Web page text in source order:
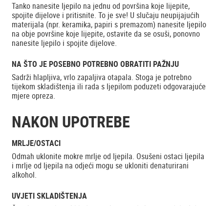
Tanko nanesite ljepilo na jednu od površina koje lijepite,
spojite dijelove i pritisnite. To je sve! U slučaju neupijajućih
materijala (npr. keramika, papiri s premazom) nanesite ljepilo
na obje površine koje lijepite, ostavite da se osuši, ponovno
nanesite ljepilo i spojite dijelove.
NA ŠTO JE POSEBNO POTREBNO OBRATITI PAŽNJU
Sadrži hlapljiva, vrlo zapaljiva otapala. Stoga je potrebno
tijekom skladištenja ili rada s ljepilom poduzeti odgovarajuće
mjere opreza.
NAKON UPOTREBE
MRLJE/OSTACI
Odmah uklonite mokre mrlje od ljepila. Osušeni ostaci ljepila
i mrlje od ljepila na odjeći mogu se ukloniti denaturirani
alkohol.
UVJETI SKLADIŠTENJA